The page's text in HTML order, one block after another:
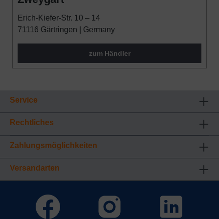
Erich-Kiefer-Str. 10 – 14
71116 Gärtringen | Germany
zum Händler
klicken, findet die oben beschriebene
Übertragung nicht statt.
Service
Rechtliches
Zahlungsmöglichkeiten
Versandarten